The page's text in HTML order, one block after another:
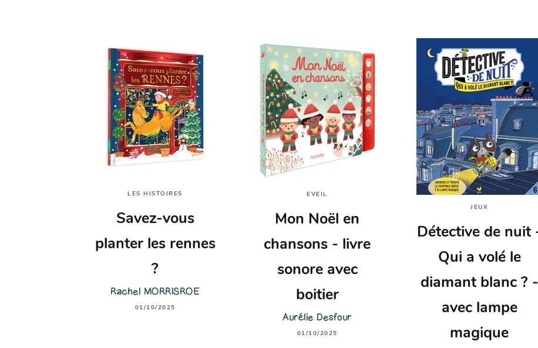
LES HISTOIRES
Savez-vous
planter les rennes
?
Rachel MORRISROE
01/10/2025
EVEIL
Mon Noël en
chansons - livre
sonore avec
boitier
Aurélie Desfour
01/10/2025
JEUX
Détective de nuit
Qui a volé le
diamant blanc ? -
avec lampe
magique